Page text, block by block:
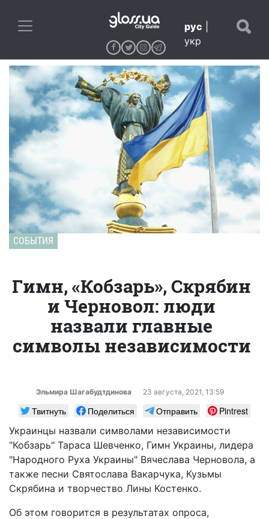
рус
укр
СОБЫТИЯ
Гимн, «Кобзарь», Скрябин
и Черновол: люди
назвали главные
символы независимости
Эльмира Шагабудтдинова 23 августа, 2021, 13:59
Твитнуть Поделиться Отправить
Pintrest
Украинцы назвали символами независимости
"Кобзарь" Тараса Шевченко, Гимн Украины, лидера
"Народного Руха Украины" Вячеслава Черновола, а
также песни Святослава Вакарчука, Кузьмы
Скрябина и творчество Лины Костенко.
Об этом говорится в результатах опроса,